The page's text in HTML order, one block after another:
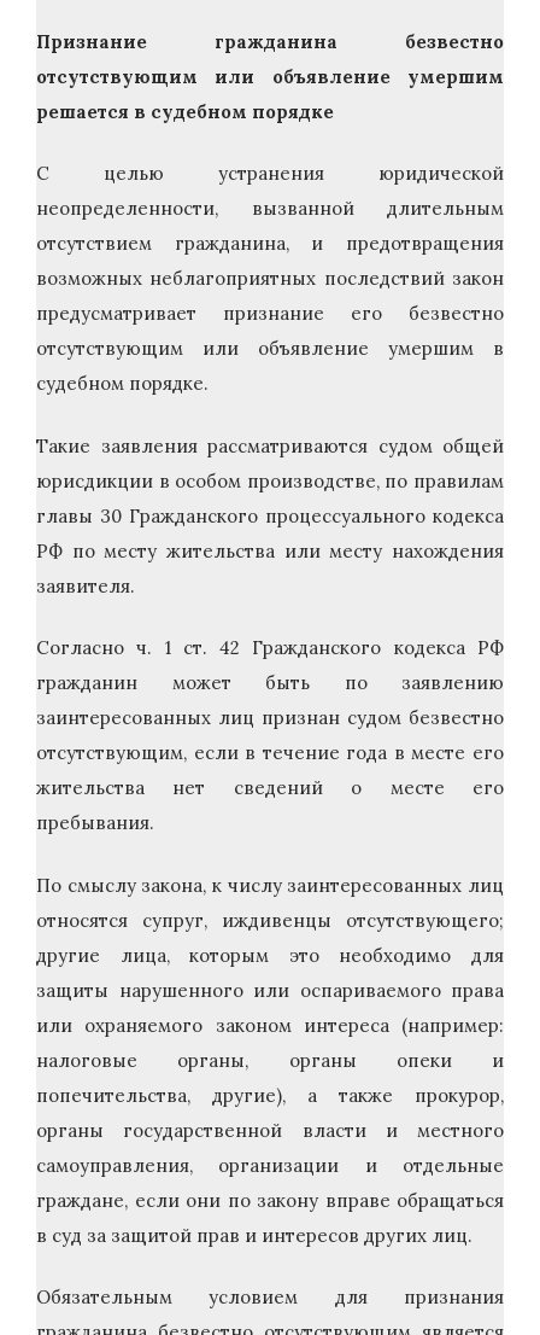
Признание гражданина безвестно
отсутствующим или объявление умершим
решается в судебном порядке
С целью устранения юридической
неопределенности, вызванной длительным
отсутствием гражданина, и предотвращения
возможных неблагоприятных последствий закон
предусматривает признание его безвестно
отсутствующим или объявление умершим в
судебном порядке.
Такие заявления рассматриваются судом общей
юрисдикции в особом производстве, по правилам
главы 30 Гражданского процессуального кодекса
РФ по месту жительства или месту нахождения
заявителя.
Согласно ч. 1 ст. 42 Гражданского кодекса РФ
гражданин может быть по заявлению
заинтересованных лиц признан судом безвестно
отсутствующим, если в течение года в месте его
жительства нет сведений о месте его
пребывания.
По смыслу закона, к числу заинтересованных лиц
относятся супруг, иждивенцы отсутствующего;
другие лица, которым это необходимо для
защиты нарушенного или оспариваемого права
или охраняемого законом интереса (например:
налоговые органы, органы опеки и
попечительства, другие), а также прокурор,
органы государственной власти и местного
самоуправления, организации и отдельные
граждане, если они по закону вправе обращаться
в суд за защитой прав и интересов других лиц.
Обязательным условием для признания